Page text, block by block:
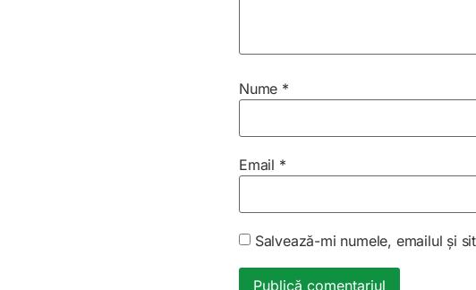
Nume *
Email *
Salvează-mi numele, emailul și